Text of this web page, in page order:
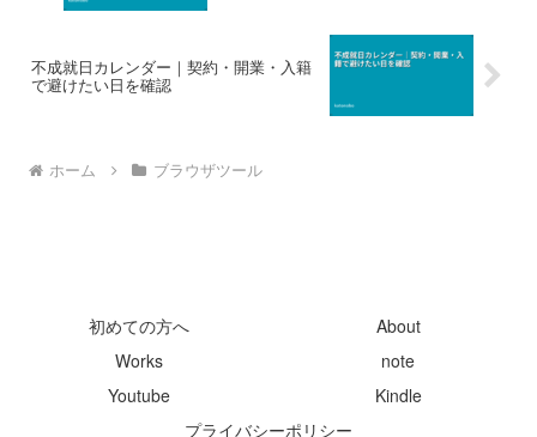
不成就日カレンダー｜契約・開業・入籍
で避けたい日を確認
ホーム ブラウザツール
初めての方へ
About
Works
note
Youtube
Kindle
プライバシーポリシー